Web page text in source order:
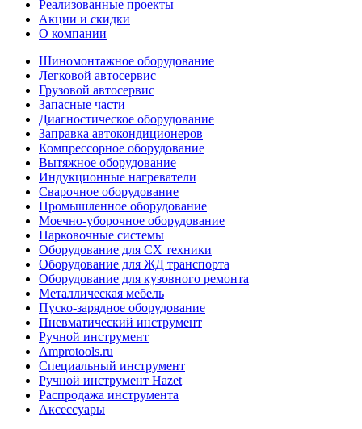
Реализованные проекты
Акции и скидки
О компании
Шиномонтажное оборудование
Легковой автосервис
Грузовой автосервис
Запасные части
Диагностическое оборудование
Заправка автокондиционеров
Компрессорное оборудование
Вытяжное оборудование
Индукционные нагреватели
Сварочное оборудование
Промышленное оборудование
Моечно-уборочное оборудование
Парковочные системы
Оборудование для СХ техники
Оборудование для ЖД транспорта
Оборудование для кузовного ремонта
Металлическая мебель
Пуско-зарядное оборудование
Пневматический инструмент
Ручной инструмент
Amprotools.ru
Специальный инструмент
Ручной инструмент Hazet
Распродажа инструмента
Аксессуары